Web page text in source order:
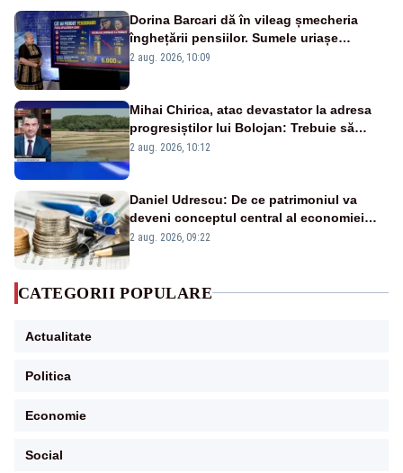
Dorina Barcari dă în vileag șmecheria
înghețării pensiilor. Sumele uriașe
pierdute de fiecare român
2 aug. 2026, 10:09
Mihai Chirica, atac devastator la adresa
progresiștilor lui Bolojan: Trebuie să
protejăm și natura, dar nu șținem omaneii
2 aug. 2026, 10:12
Daniel Udrescu: De ce patrimoniul va
deveni conceptul central al economiei
viitoare?
2 aug. 2026, 09:22
CATEGORII POPULARE
Actualitate
Politica
Economie
Social